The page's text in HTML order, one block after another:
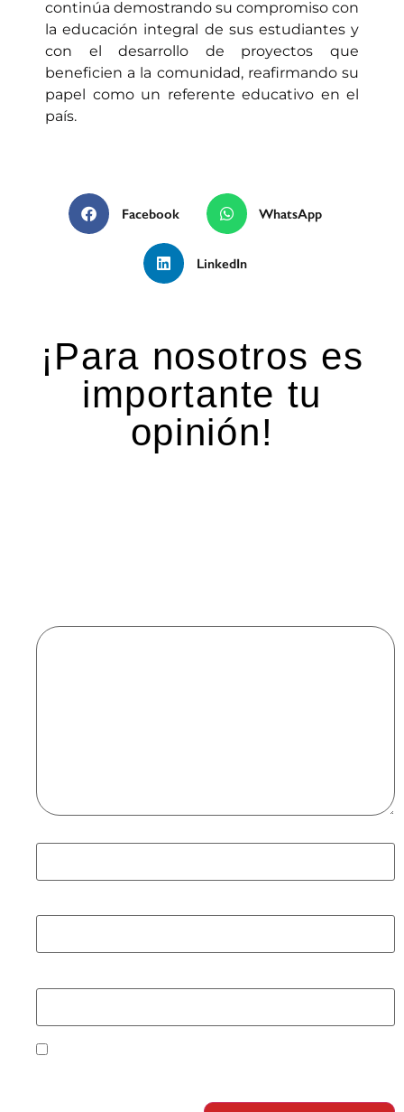
continúa demostrando su compromiso con
la educación integral de sus estudiantes y
con el desarrollo de proyectos que
beneficien a la comunidad, reafirmando su
papel como un referente educativo en el
país.
Facebook WhatsApp
LinkedIn
¡Para nosotros es
importante tu
opinión!